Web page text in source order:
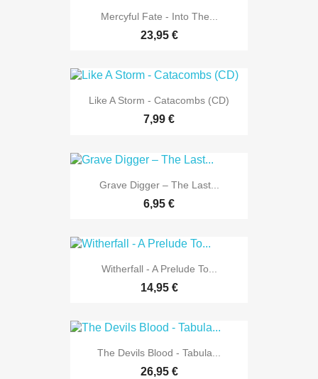
Mercyful Fate - Into The...
23,95 €
Like A Storm - Catacombs (CD)
7,99 €
Grave Digger ‎– The Last...
6,95 €
Witherfall - A Prelude To...
14,95 €
The Devils Blood - Tabula...
26,95 €